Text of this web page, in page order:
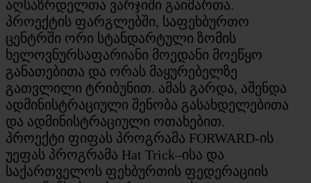
აღსაზრდელთა ვარჯიში გაიმართა.
პროექტის ფარგლებში, საფეხბურთო
ცენტრში ორი სტანდარტული ზომის
ხელოვნურსაფარიანი მოედანი მოეწყო
განათებითა და ორას მაყურებელზე
გათვლილი ტრიბუნით. ამას გარდა, აშენდა
ადმინისტრაციული შენობა გასახდელებითა
და ადმინისტრაციული ოთახებით.
პროექტი ფიფას პროგრამა FORWARD-ის
უეფას პროგრამა Hat Trick–ისა და
საქართველოს ფეხბურთის ფედერაციის